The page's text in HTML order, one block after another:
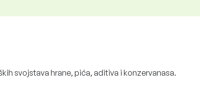
svojstava hrane, pića, aditiva i konzervanasa.